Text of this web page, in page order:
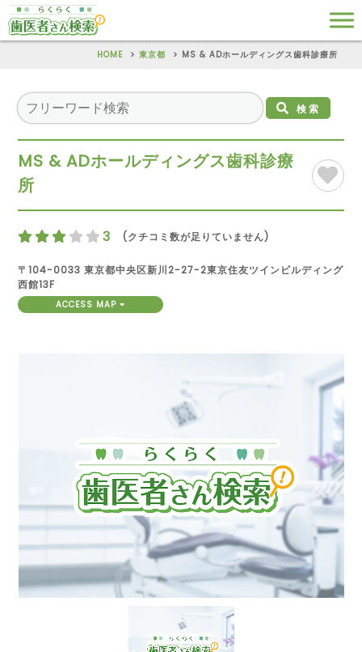
HOME 東京都 MS & ADホールディングス歯科診療所
検索
MS & ADホールディングス歯科診療
所
3 (クチコミ数が足りていません)
〒104-0033 東京都中央区新川2-27-2東京住友ツインビルディング
西館13F
ACCESS MAP